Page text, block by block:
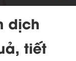
dịch
tiết